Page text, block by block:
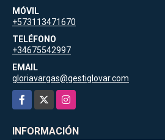
MÓVIL
+573113471670
TELÉFONO
+34675542997
EMAIL
gloriavargas@gestiglovar.com
Facebook
Instagram
INFORMACIÓN